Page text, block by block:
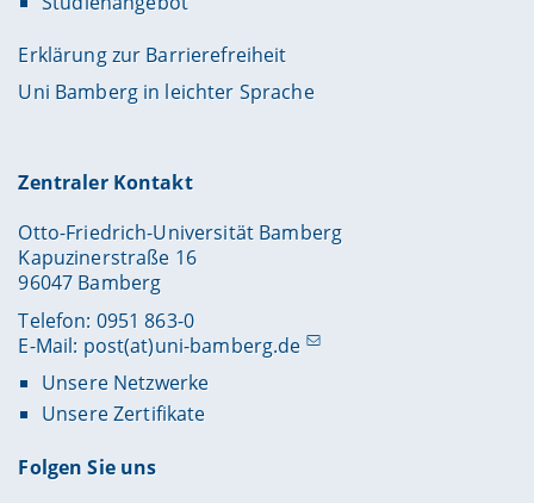
Erklärung zur Barrierefreiheit
Uni Bamberg in leichter Sprache
Zentraler Kontakt
Otto-Friedrich-Universität Bamberg
Kapuzinerstraße 16
96047 Bamberg
Telefon: 0951 863-0
E-Mail: post(at)uni-bamberg.de
Unsere Netzwerke
Unsere Zertifikate
Folgen Sie uns